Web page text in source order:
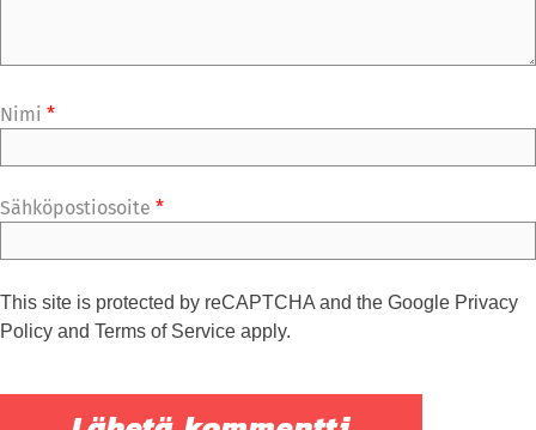
Nimi *
Sähköpostiosoite *
This site is protected by reCAPTCHA and the Google Privacy
Policy and Terms of Service apply.